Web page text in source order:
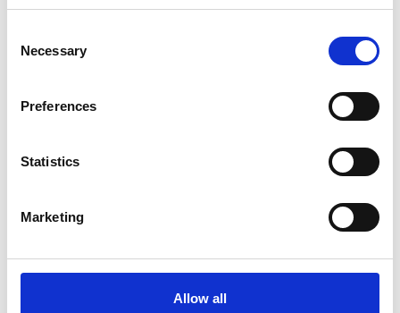
Selection
Necessary
Preferences
Statistics
Marketing
Allow all